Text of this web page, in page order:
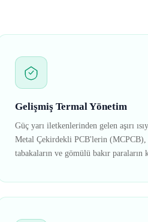
Gelişmiş Termal Yönetim
Güç yarı iletkenlerinden gelen aşırı
Metal Çekirdekli PCB'lerin (MCPCB),
tabakaların ve gömülü bakır paraların